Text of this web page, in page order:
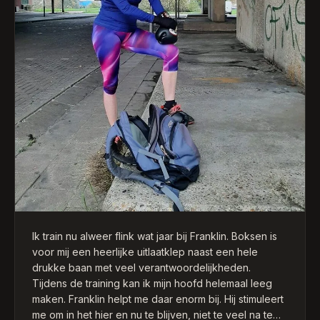
Ik train nu alweer flink wat jaar bij Franklin. Boksen is
voor mij een heerlijke uitlaatklep naast een hele
drukke baan met veel verantwoordelijkheden.
Tijdens de training kan ik mijn hoofd helemaal leeg
maken. Franklin helpt me daar enorm bij. Hij stimuleert
me om in het hier en nu te blijven, niet te veel na te